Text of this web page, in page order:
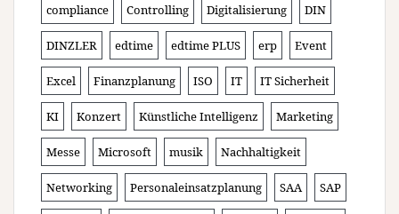
compliance Controlling Digitalisierung DIN
DINZLER edtime edtime PLUS erp Event
Excel Finanzplanung ISO IT IT Sicherheit
KI Konzert Künstliche Intelligenz Marketing
Messe Microsoft musik Nachhaltigkeit
Networking Personaleinsatzplanung SAA SAP